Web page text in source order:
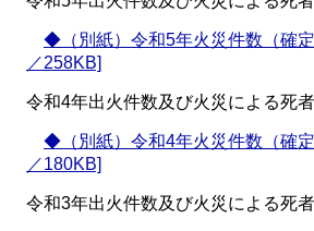
◆（別紙）令和5年火災件数（確
／258KB]
令和4年出火件数及び火災による死者
◆（別紙）令和4年火災件数（確
／180KB]
令和3年出火件数及び火災による死者